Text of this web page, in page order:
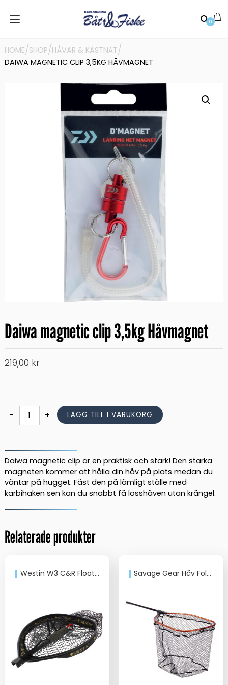
0
HOME/SHOP/HÅVAR & KASTNÄT/
DAIWA MAGNETIC CLIP 3,5KG HÅVMAGNET
Daiwa magnetic clip 3,5kg Håvmagnet
219,00 kr
-
Daiwa
magnetic
3,5kg
Håvmagnet
mängd
+ LÄGG TILL I VARUKORG
Daiwa magnetic clip är en praktisk och stark! Den starka
magneten kommer att hålla din håv på plats medan du
väntar på hugget. Fäst den på lämligt ställe med
karbihaken sen kan du snabbt få losshåven utan krångel.
Relaterade produkter
Westin W3 C&R Floating Landing Net M Savage Gear Håv Folding DLX XL 20mm mesh